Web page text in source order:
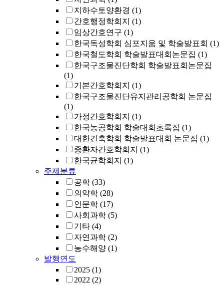
지하수토양환경 (1)
간호행정학회지 (1)
임상간호연구 (1)
한국독성학회 심포지움 및 학술발표회 (1)
한국철도학회 학술발표대회논문집 (1)
한국구조물진단학회 학술발표회논문집
(1)
기본간호학회지 (1)
한국구조물진단유지관리공학회 논문집
(1)
가정간호학회지 (1)
한국농공학회 학술대회초록집 (1)
대한건축학회 학술발표대회 논문집 (1)
중환자간호학회지 (1)
한국균학회지 (1)
주제분류
공학 (33)
의약학 (28)
인문학 (17)
사회과학 (5)
기타 (4)
자연과학 (2)
농수해양 (1)
발행연도
2025 (1)
2022 (2)